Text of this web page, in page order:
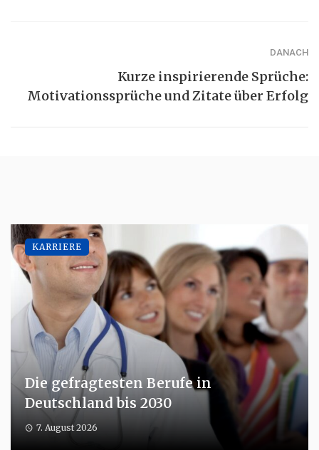
DANACH
Kurze inspirierende Sprüche:
Motivationssprüche und Zitate über Erfolg
Die gefragtesten Berufe in
Deutschland bis 2030
7. August 2026
KARRIERE